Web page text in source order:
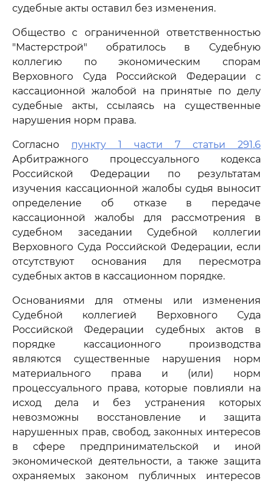
судебные акты оставил без изменения.
Общество с ограниченной ответственностью
"Мастерстрой" обратилось в Судебную
коллегию по экономическим спорам
Верховного Суда Российской Федерации с
кассационной жалобой на принятые по делу
судебные акты, ссылаясь на существенные
нарушения норм права.
Согласно пункту 1 части 7 статьи 291.6
Арбитражного процессуального кодекса
Российской Федерации по результатам
изучения кассационной жалобы судья выносит
определение об отказе в передаче
кассационной жалобы для рассмотрения в
судебном заседании Судебной коллегии
Верховного Суда Российской Федерации, если
отсутствуют основания для пересмотра
судебных актов в кассационном порядке.
Основаниями для отмены или изменения
Судебной коллегией Верховного Суда
Российской Федерации судебных актов в
порядке кассационного производства
являются существенные нарушения норм
материального права и (или) норм
процессуального права, которые повлияли на
исход дела и без устранения которых
невозможны восстановление и защита
нарушенных прав, свобод, законных интересов
в сфере предпринимательской и иной
экономической деятельности, а также защита
охраняемых законом публичных интересов